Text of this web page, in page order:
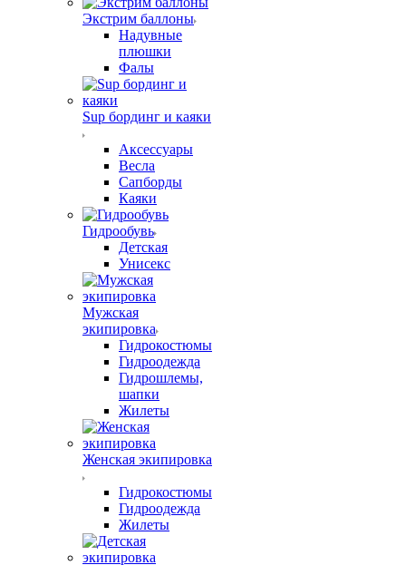
Экстрим баллоны
Надувные
плюшки
Фалы
Sup бординг и каяки
Аксессуары
Весла
Сапборды
Каяки
Гидрообувь
Детская
Унисекс
Мужская
экипировка
Гидрокостюмы
Гидроодежда
Гидрошлемы,
шапки
Жилеты
Женская экипировка
Гидрокостюмы
Гидроодежда
Жилеты